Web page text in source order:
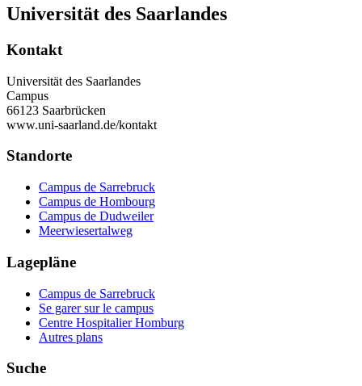
Universität des Saarlandes
Kontakt
Universität des Saarlandes
Campus
66123 Saarbrücken
www.uni-saarland.de/kontakt
Standorte
Campus de Sarrebruck
Campus de Hombourg
Campus de Dudweiler
Meerwiesertalweg
Lagepläne
Campus de Sarrebruck
Se garer sur le campus
Centre Hospitalier Homburg
Autres plans
Suche